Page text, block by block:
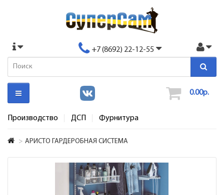
+7 (8692) 22-12-55
0.00р.
Производство ДСП Фурнитура
АРИСТО ГАРДЕРОБНАЯ СИСТЕМА